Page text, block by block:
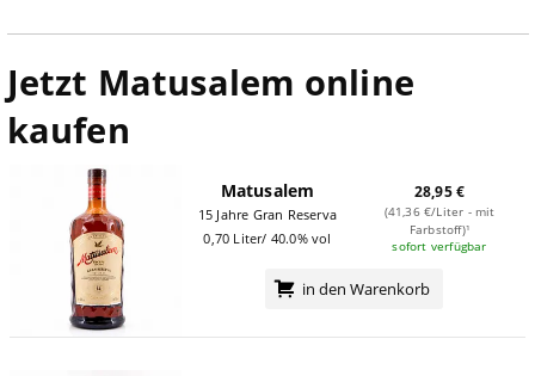
Jetzt Matusalem online
kaufen
Matusalem
15 Jahre Gran Reserva
0,70 Liter/ 40.0% vol
28,95 €
(41,36 €/Liter - mit
Farbstoff)¹
sofort verfügbar
in den Warenkorb